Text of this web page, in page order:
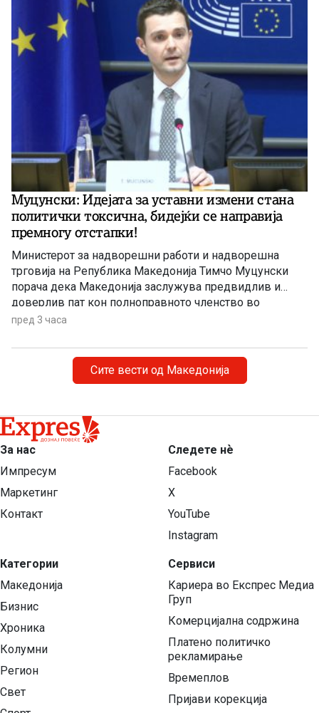
Муцунски: Идејата за уставни измени стана
политички токсична, бидејќи се направија
премногу отстапки!
Министерот за надворешни работи и надворешна
трговија на Република Македонија Тимчо Муцунски
порача дека Македонија заслужува предвидлив и
доверлив пат кон полноправното членство во
Европската Унија, оценувајќи дека граѓаните се уморни
Оваа изјава тој ја даде за денешното утринско издание
„Плејбук“ на бриселскиот аналитички портал за
европски прашања „Политико“. Притоа Муцунски
„премногуте направени отстапки“, а од друга страна и
сомнежот дека Бугарија ќе поставува нови барања во
пред 3 часа
Сите вести од Македонија
За нас
Импресум
Маркетинг
Контакт
Категории
Македонија
Бизнис
Хроника
Колумни
Регион
Свет
Следете нѐ
Facebook
X
YouTube
Instagram
Сервиси
Кариера во Експрес Медиа
Груп
Комерцијална содржина
Платено политичко
рекламирање
Времеплов
Пријави корекција